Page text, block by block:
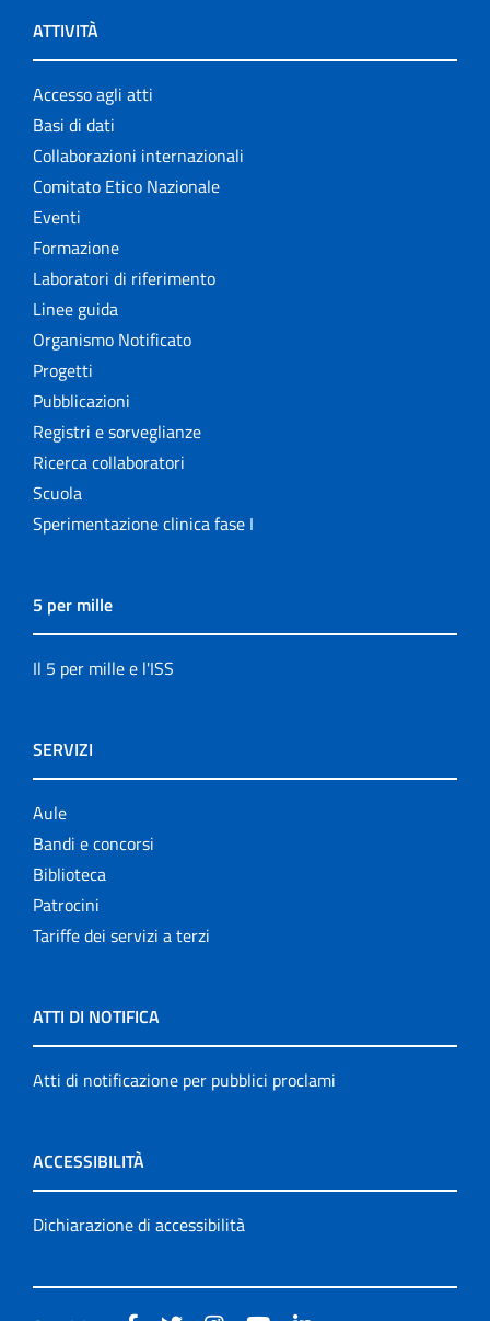
ATTIVITÀ
Accesso agli atti
Basi di dati
Collaborazioni internazionali
Comitato Etico Nazionale
Eventi
Formazione
Laboratori di riferimento
Linee guida
Organismo Notificato
Progetti
Pubblicazioni
Registri e sorveglianze
Ricerca collaboratori
Scuola
Sperimentazione clinica fase I
5 per mille
Il 5 per mille e l'ISS
SERVIZI
Aule
Bandi e concorsi
Biblioteca
Patrocini
Tariffe dei servizi a terzi
ATTI DI NOTIFICA
Atti di notificazione per pubblici proclami
ACCESSIBILITÀ
Dichiarazione di accessibilità